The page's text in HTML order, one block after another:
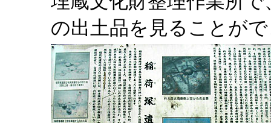
の出土品を見ることが